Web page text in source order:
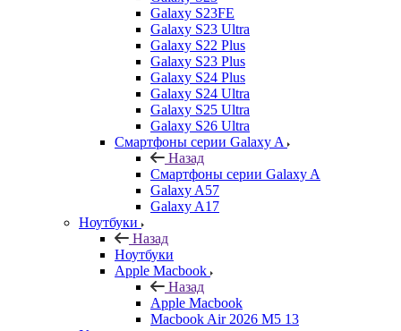
Galaxy S23FE
Galaxy S23 Ultra
Galaxy S22 Plus
Galaxy S23 Plus
Galaxy S24 Plus
Galaxy S24 Ultra
Galaxy S25 Ultra
Galaxy S26 Ultra
Смартфоны серии Galaxy A
Назад
Смартфоны серии Galaxy A
Galaxy A57
Galaxy A17
Ноутбуки
Назад
Ноутбуки
Apple Macbook
Назад
Apple Macbook
Macbook Air 2026 M5 13